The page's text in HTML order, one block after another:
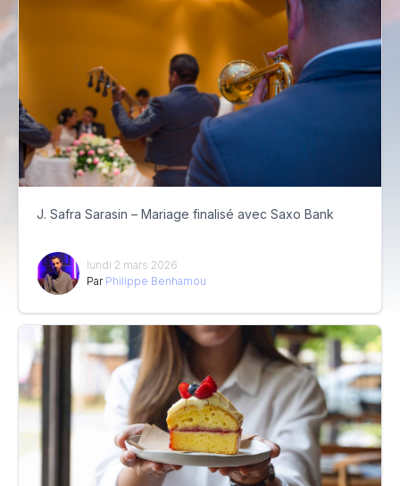
J. Safra Sarasin – Mariage finalisé avec Saxo Bank
lundi 2 mars 2026
Par Philippe Benhamou